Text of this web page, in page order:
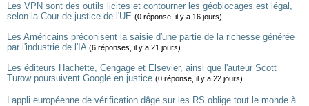
Les VPN sont des outils licites et contourner les géoblocages est légal,
selon la Cour de justice de l'UE (0 réponse, il y a 16 jours)
Les Américains préconisent la saisie d'une partie de la richesse générée
par l'industrie de l'IA (6 réponses, il y a 21 jours)
Les éditeurs Hachette, Cengage et Elsevier, ainsi que l'auteur Scott
Turow poursuivent Google en justice (0 réponse, il y a 22 jours)
Lappli européenne de vérification dâge sur les RS oblige tout le monde à